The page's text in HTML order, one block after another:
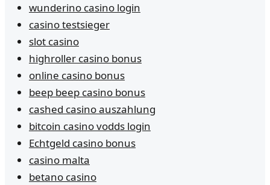
wunderino casino login
casino testsieger
slot casino
highroller casino bonus
online casino bonus
beep beep casino bonus
cashed casino auszahlung
bitcoin casino vodds login
Echtgeld casino bonus
casino malta
betano casino